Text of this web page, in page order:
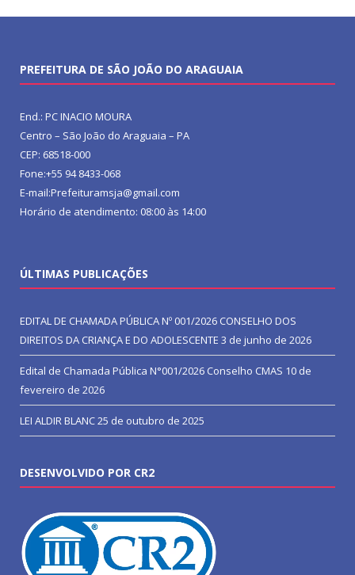
PREFEITURA DE SÃO JOÃO DO ARAGUAIA
End.: PC INACIO MOURA
Centro – São João do Araguaia – PA
CEP: 68518-000
Fone:+55 94 8433-068
E-mail:Prefeituramsja@gmail.com
Horário de atendimento: 08:00 às 14:00
ÚLTIMAS PUBLICAÇÕES
EDITAL DE CHAMADA PÚBLICA Nº 001/2026 CONSELHO DOS
DIREITOS DA CRIANÇA E DO ADOLESCENTE 3 de junho de 2026
Edital de Chamada Pública N°001/2026 Conselho CMAS 10 de
fevereiro de 2026
LEI ALDIR BLANC25 de outubro de 2025
DESENVOLVIDO POR CR2